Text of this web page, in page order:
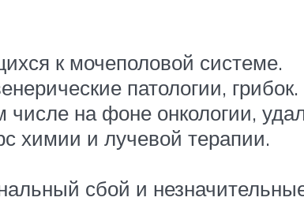
к мочеполовой системе.
патологии, грибок.
числе на фоне онкологии,
химии и лучевой терапии.
сбой и